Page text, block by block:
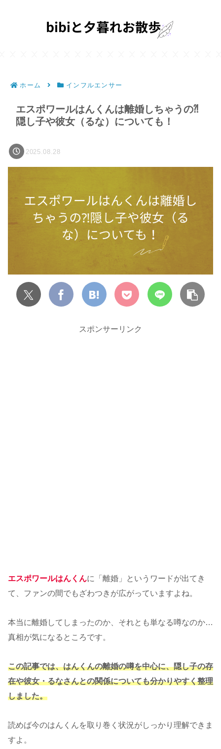
ホーム インフルエンサー
エスポワールはんくんは離婚しちゃうの⁈
隠し子や彼女（るな）についても！
2025.08.28
スポンサーリンク
エスポワールはんくんに「離婚」というワードが出てき
て、ファンの間でもざわつきが広がっていますよね。
本当に離婚してしまったのか、それとも単なる噂なのか…
真相が気になるところです。
この記事では、はんくんの離婚の噂を中心に、隠し子の存
在や彼女・るなさんとの関係についても分かりやすく整理
しました。
読めば今のはんくんを取り巻く状況がしっかり理解できま
すよ。